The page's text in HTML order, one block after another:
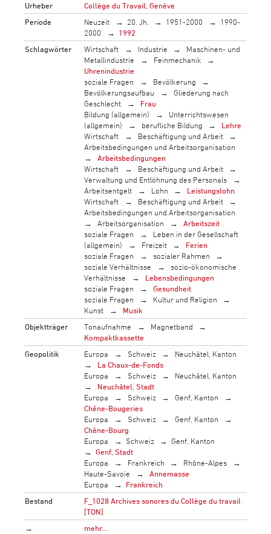
Urheber
Collège du Travail, Genève
Periode
Neuzeit 20. Jh. 1951-2000
1990-
2000
1992
Schlagwörter
Wirtschaft Industrie
Maschinen- und
Metallindustrie
Feinmechanik
Uhrenindustrie
soziale Fragen
Bevölkerung
Bevölkerungsaufbau
Gliederung nach
Geschlecht
Frau
Bildung (allgemein)
Unterrichtswesen
(allgemein)
berufliche Bildung
Lehre
Wirtschaft
Beschäftigung und Arbeit
Arbeitsbedingungen und Arbeitsorganisation
Arbeitsbedingungen
Wirtschaft
Beschäftigung und Arbeit
Verwaltung und Entlöhnung des Personals
Arbeitsentgelt
Lohn
Leistungslohn
Wirtschaft
Beschäftigung und Arbeit
Arbeitsbedingungen und Arbeitsorganisation
Arbeitsorganisation
Arbeitszeit
soziale Fragen
Leben in der Gesellschaft
(allgemein)
Freizeit
Ferien
soziale Fragen
sozialer Rahmen
soziale Verhältnisse
sozio-ökonomische
Verhältnisse
Lebensbedingungen
soziale Fragen
Gesundheit
soziale Fragen
Kultur und Religion
Kunst
Musik
Objektträger
Tonaufnahme
Magnetband
Kompaktkassette
Geopolitik
Europa Schweiz
Neuchâtel, Kanton
La Chaux-de-Fonds
Europa
Schweiz
Neuchâtel, Kanton
Neuchâtel, Stadt
Europa
Schweiz
Genf, Kanton
Chêne-Bougeries
Europa
Schweiz
Genf, Kanton
Chêne-Bourg
Europa
Schweiz
Genf, Kanton
Genf, Stadt
Europa
Frankreich
Rhône-Alpes
Haute-Savoie
Annemasse
Europa
Frankreich
Bestand
F_1028 Archives sonores du Collège du travail
[TON]
→
mehr…